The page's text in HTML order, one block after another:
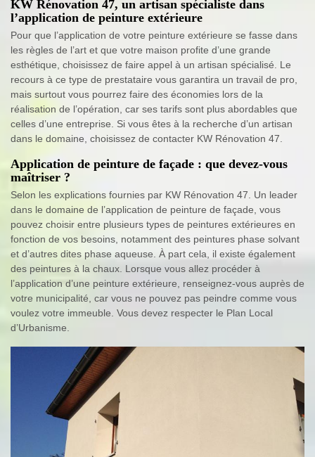
KW Rénovation 47, un artisan spécialiste dans
l’application de peinture extérieure
Pour que l’application de votre peinture extérieure se fasse dans
les règles de l’art et que votre maison profite d’une grande
esthétique, choisissez de faire appel à un artisan spécialisé. Le
recours à ce type de prestataire vous garantira un travail de pro,
mais surtout vous pourrez faire des économies lors de la
réalisation de l’opération, car ses tarifs sont plus abordables que
celles d’une entreprise. Si vous êtes à la recherche d’un artisan
dans le domaine, choisissez de contacter KW Rénovation 47.
Application de peinture de façade : que devez-vous
maîtriser ?
Selon les explications fournies par KW Rénovation 47. Un leader
dans le domaine de l’application de peinture de façade, vous
pouvez choisir entre plusieurs types de peintures extérieures en
fonction de vos besoins, notamment des peintures phase solvant
et d’autres dites phase aqueuse. À part cela, il existe également
des peintures à la chaux. Lorsque vous allez procéder à
l’application d’une peinture extérieure, renseignez-vous auprès de
votre municipalité, car vous ne pouvez pas peindre comme vous
voulez votre immeuble. Vous devez respecter le Plan Local
d’Urbanisme.